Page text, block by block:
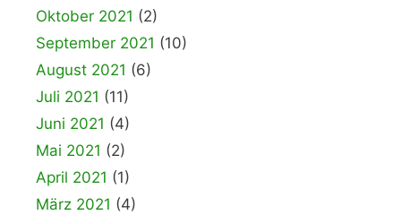
Oktober 2021 (2)
September 2021 (10)
August 2021 (6)
Juli 2021 (11)
Juni 2021 (4)
Mai 2021 (2)
April 2021 (1)
März 2021 (4)